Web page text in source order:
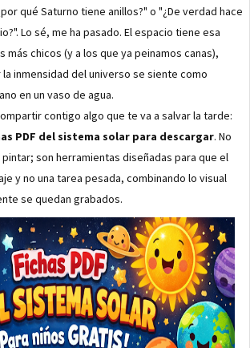
qué Saturno tiene anillos?" o "¿De verdad hace
Lo sé, me ha pasado. El espacio tiene esa
más chicos (y a los que ya peinamos canas),
inmensidad del universo se siente como
en un vaso de agua.
contigo algo que te va a salvar la tarde:
PDF del sistema solar para descargar. No
son herramientas diseñadas para que el
y no una tarea pesada, combinando lo visual
se quedan grabados.